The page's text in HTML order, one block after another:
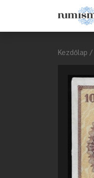
Kezdőlap /